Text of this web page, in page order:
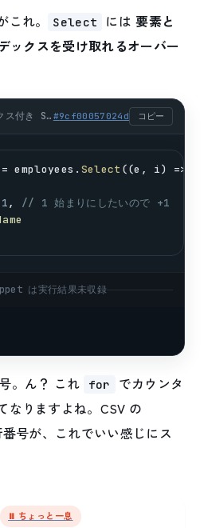
れ。 Select には 要素と
ックスを受け取れるオーバー
パターン③: インデックス付き Select（行番号・連番を振る） (csharp) #9cf00057024d コピー
= employees . Select ((e , i) =>
1, // 1 始まりにしたいので +1
は実行結果未収録
。ん？ これ for
でカウンタ
なりますよね。CSV の
番号が、これでいい感じにス
⏸ ちょっと一息